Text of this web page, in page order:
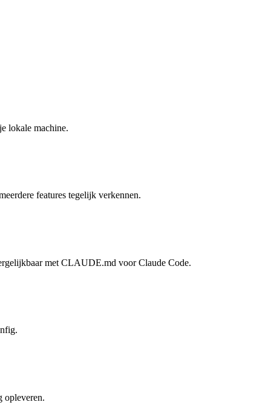
lokale machine.
features tegelijk verkennen.
met CLAUDE.md voor Claude Code.
opleveren.